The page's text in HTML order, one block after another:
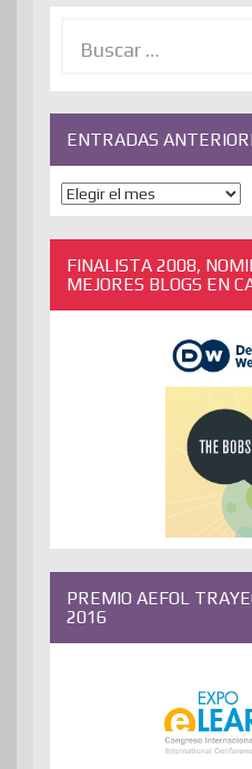
ENTRADAS
ENTRADAS
ANTERIORES
FINALISTA 2008,
MEJORES BLOGS EN
PREMIO AEFOL
2016